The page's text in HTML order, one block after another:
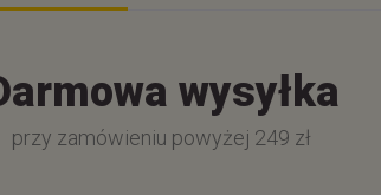
wysyłka
przy zamówieniu powyżej 249 zł